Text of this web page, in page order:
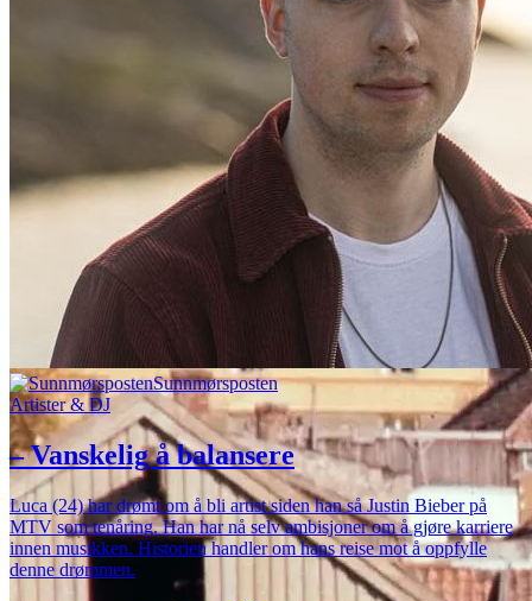
Sunnmørsposten
Artister & DJ
– Vanskelig å balansere
Luca (24) har drømt om å bli artist siden han så Justin Bieber på
MTV som tenåring. Han har nå selv ambisjoner om å gjøre karriere
innen musikken. Historien handler om hans reise mot å oppfylle
denne drømmen.